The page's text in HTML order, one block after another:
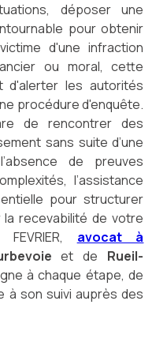
déposer une
pour obtenir
d'une infraction
ou moral, cette
d'alerter les autorités
procédure d'enquête.
de rencontrer des
sans suite d’une
de preuves
l’assistance
pour structurer
recevabilité de votre
avocat à
et de Rueil-
à chaque étape, de
à son suivi auprès des